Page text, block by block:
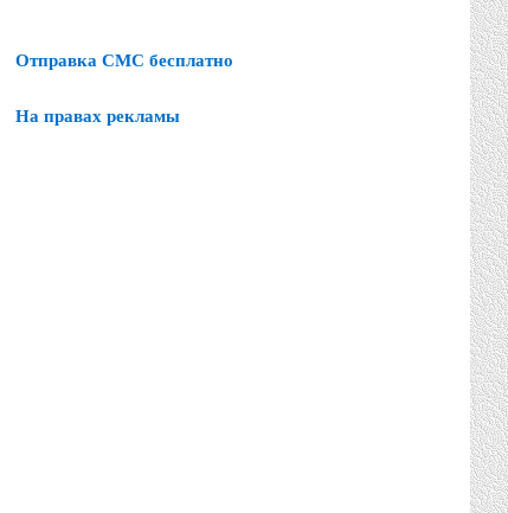
Отправка СМС бесплатно
На правах рекламы